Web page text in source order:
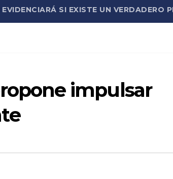
SI EXISTE UN VERDADERO
impulsar